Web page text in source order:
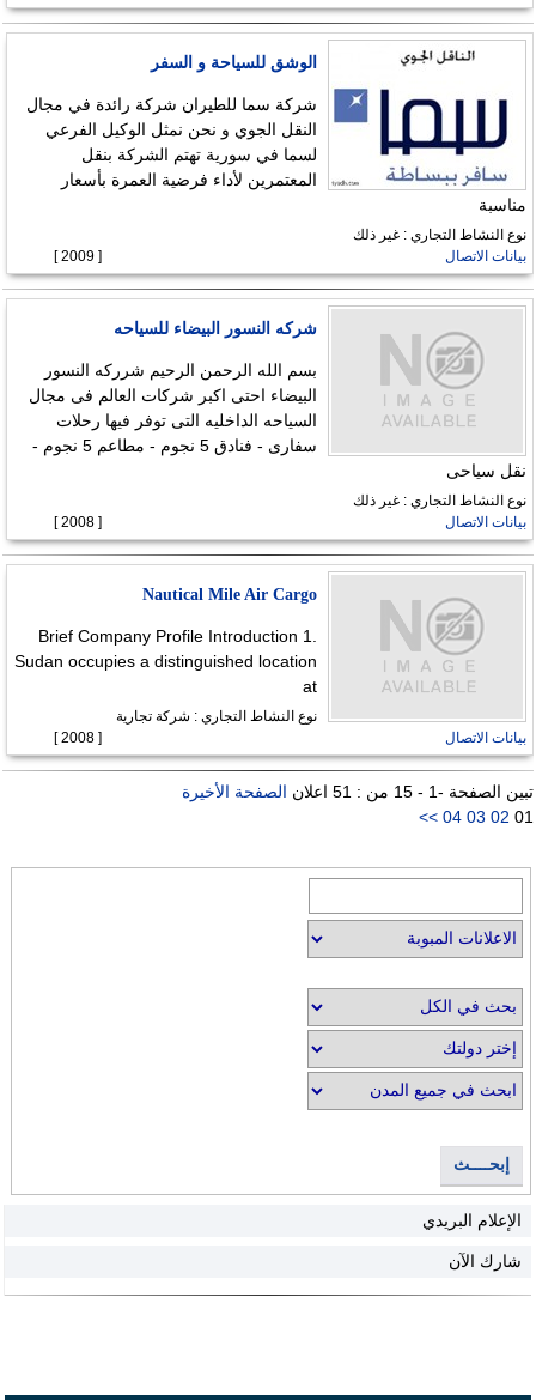
الوشق للسياحة و السفر
شركة سما للطيران شركة رائدة في مجال
النقل الجوي و نحن نمثل الوكيل الفرعي
لسما في سورية تهتم الشركة بنقل
المعتمرين لأداء فرضية العمرة بأسعار
مناسبة
نوع النشاط التجاري : غير ذلك
بيانات الاتصال
[ 2009 ]
شركه النسور البيضاء للسياحه
بسم الله الرحمن الرحيم شرركه النسور
البيضاء احتى اكبر شركات العالم فى مجال
السياحه الداخليه التى توفر فيها رحلات
سفارى - فنادق 5 نجوم - مطاعم 5 نجوم -
نقل سياحى
نوع النشاط التجاري : غير ذلك
بيانات الاتصال
[ 2008 ]
Nautical Mile Air Cargo
Brief Company Profile Introduction 1.
Sudan occupies a distinguished location
at
نوع النشاط التجاري : شركة تجارية
بيانات الاتصال
[ 2008 ]
تبين الصفحة -1 - 15 من : 51 اعلان
الصفحة الأخيرة
01
02
03
04
>>
إبحــــث
الإعلام البريدي
شارك الآن